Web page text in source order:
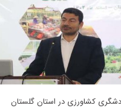
کشاورزی در استان گلستان